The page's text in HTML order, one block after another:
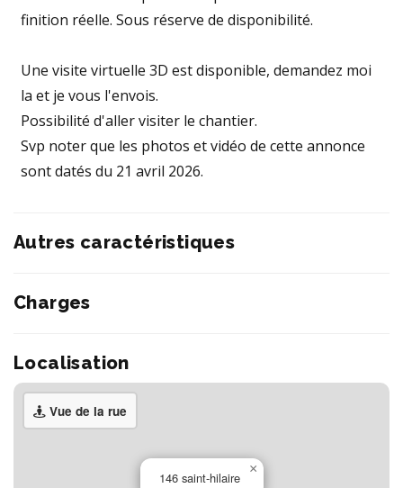
finition réelle. Sous réserve de disponibilité.
Une visite virtuelle 3D est disponible, demandez moi
la et je vous l'envois.
Possibilité d'aller visiter le chantier.
Svp noter que les photos et vidéo de cette annonce
sont datés du 21 avril 2026.
Autres caractéristiques
Charges
Localisation
Vue de la rue
146 saint-hilaire
×